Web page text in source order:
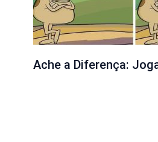
Ache a Diferença: